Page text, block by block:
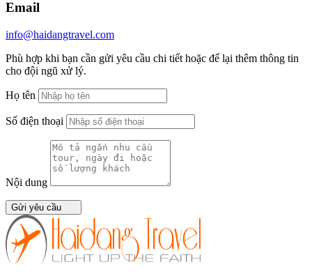
Email
info@haidangtravel.com
Phù hợp khi bạn cần gửi yêu cầu chi tiết hoặc để lại thêm thông tin
cho đội ngũ xử lý.
Họ tên
Số điện thoại
Nội dung
Gửi yêu cầu